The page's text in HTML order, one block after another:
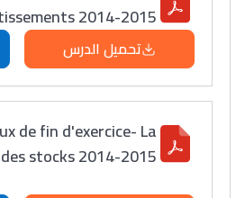
2014-2015
تحميل الدرس
de fin d'exercice- La
stocks 2014-2015